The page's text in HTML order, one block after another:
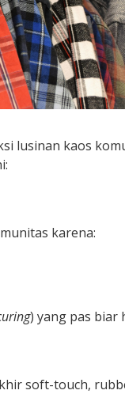
lusinan kaos
karena:
) yang pas biar
soft-touch,